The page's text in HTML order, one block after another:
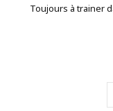
Toujours à trainer